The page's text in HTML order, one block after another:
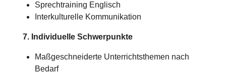
Sprechtraining Englisch
Interkulturelle Kommunikation
7. Individuelle Schwerpunkte
Maßgeschneiderte Unterrichtsthemen nach
Bedarf